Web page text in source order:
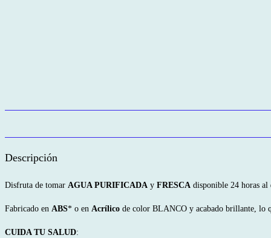
Descripción
Disfruta de tomar AGUA PURIFICADA y FRESCA disponible 24 horas
Fabricado en ABS* o en Acrílico de color BLANCO y acabado brillante, lo
CUIDA TU SALUD: